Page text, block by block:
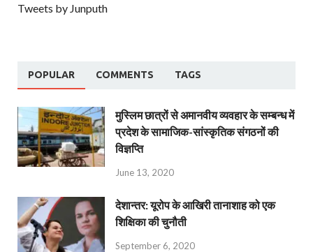
Tweets by Junputh
POPULAR COMMENTS TAGS
मुस्लिम छात्रों से अमानवीय व्यवहार के सम्बन्ध में
प्रदेश के सामाजिक-सांस्कृतिक संगठनों की
विज्ञप्ति
June 13, 2020
देशान्‍तर: यूरोप के आखिरी तानाशाह को एक
शिक्षिका की चुनौती
September 6, 2020